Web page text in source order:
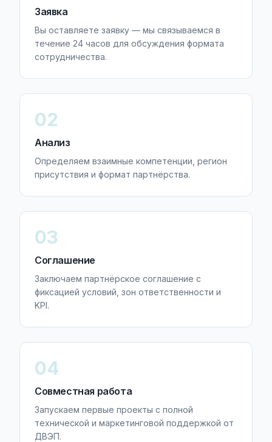
Заявка
Вы оставляете заявку — мы связываемся в
течение 24 часов для обсуждения формата
сотрудничества.
02
Анализ
Определяем взаимные компетенции, регион
присутствия и формат партнёрства.
03
Соглашение
Заключаем партнёрское соглашение с
фиксацией условий, зон ответственности и
KPI.
04
Совместная работа
Запускаем первые проекты с полной
технической и маркетинговой поддержкой от
ДВЭП.